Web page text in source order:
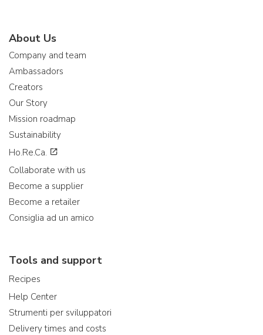
About Us
Company and team
Ambassadors
Creators
Our Story
Mission roadmap
Sustainability
Ho.Re.Ca.
Collaborate with us
Become a supplier
Become a retailer
Consiglia ad un amico
Tools and support
Recipes
Help Center
Strumenti per sviluppatori
Delivery times and costs